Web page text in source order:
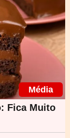
Média
Fica Muito